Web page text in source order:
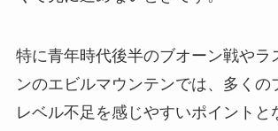
特に青年時代後半のブオーン戦やラ
ンのエビルマウンテンでは、多くの
レベル不足を感じやすいポイントと